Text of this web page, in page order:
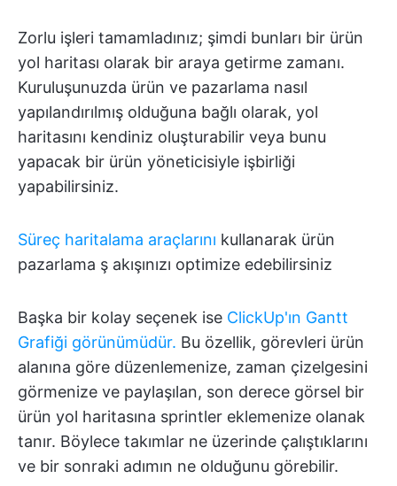
Zorlu işleri tamamladınız; şimdi bunları bir ürün
yol haritası olarak bir araya getirme zamanı.
Kuruluşunuzda ürün ve pazarlama nasıl
yapılandırılmış olduğuna bağlı olarak, yol
haritasını kendiniz oluşturabilir veya bunu
yapacak bir ürün yöneticisiyle işbirliği
yapabilirsiniz.
Süreç haritalama araçlarını kullanarak ürün
pazarlama ş akışınızı optimize edebilirsiniz
Başka bir kolay seçenek ise ClickUp'ın Gantt
Grafiği görünümüdür. Bu özellik, görevleri ürün
alanına göre düzenlemenize, zaman çizelgesini
görmenize ve paylaşılan, son derece görsel bir
ürün yol haritasına sprintler eklemenize olanak
tanır. Böylece takımlar ne üzerinde çalıştıklarını
ve bir sonraki adımın ne olduğunu görebilir.